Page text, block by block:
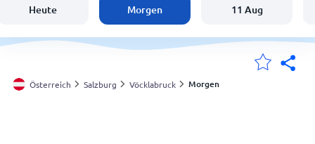
Schweiz
Deutschland
Heute Morgen 11 Aug
Österreich Salzburg Vöcklabruck Morgen